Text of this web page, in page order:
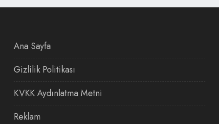
Ana Sayfa
Gizlilik Politikası
KVKK Aydınlatma Metni
Reklam